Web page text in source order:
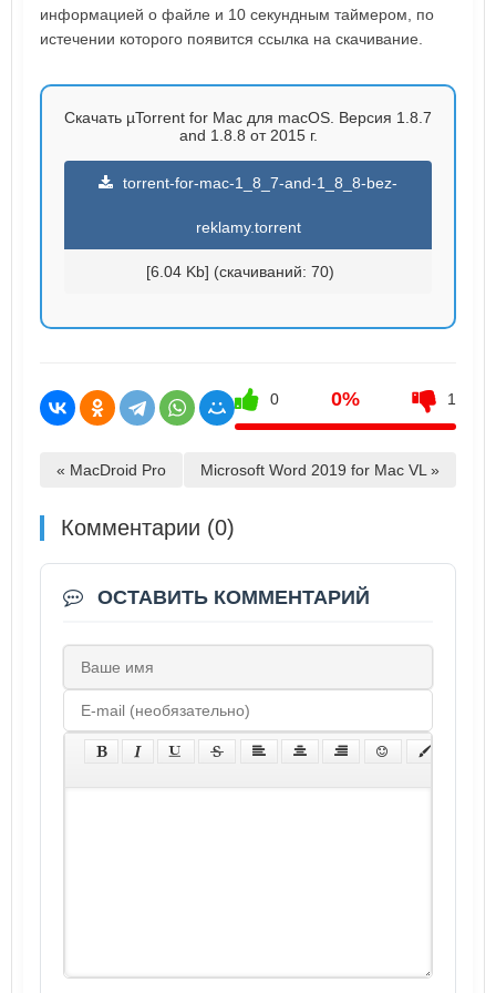
информацией о файле и 10 секундным таймером, по
истечении которого появится ссылка на скачивание.
Скачать µTorrent for Mac для macOS. Версия 1.8.7
and 1.8.8 от 2015 г.
torrent-for-mac-1_8_7-and-1_8_8-bez-
reklamy.torrent
[6.04 Kb] (cкачиваний: 70)
0 0% 1
« MacDroid Pro Microsoft Word 2019 for Mac VL »
Комментарии (0)
ОСТАВИТЬ КОММЕНТАРИЙ